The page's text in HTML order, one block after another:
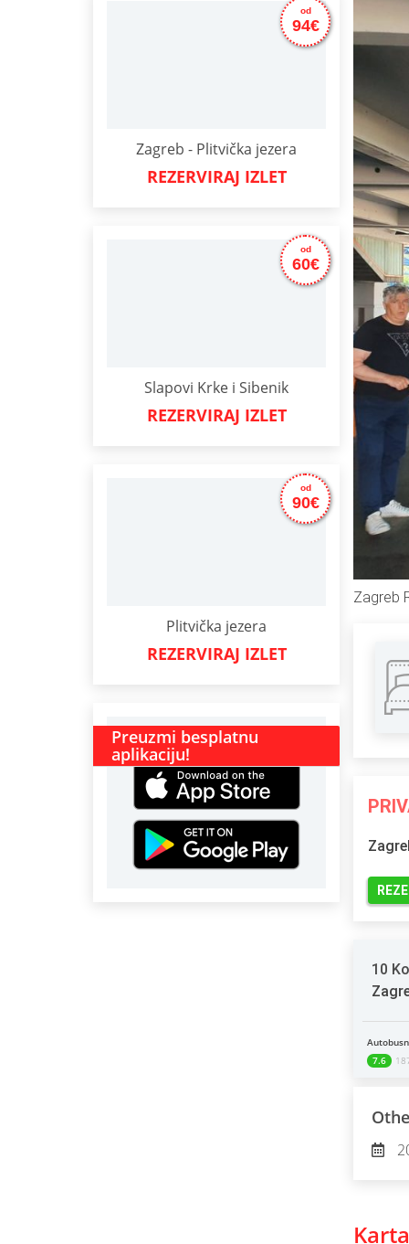
Zagreb - Plitvička jezera
od
94€
REZERVIRAJ IZLET
Slapovi Krke i Sibenik
od
60€
REZERVIRAJ IZLET
Plitvička jezera
od
90€
REZERVIRAJ IZLET
Preuzmi besplatnu
aplikaciju!
Zagreb
10
7.6